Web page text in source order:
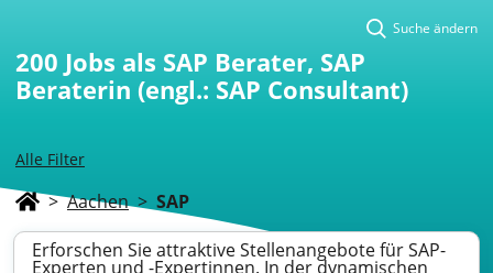
Alle Filter
Suche ändern
200 Jobs als SAP Berater, SAP
Beraterin (engl.: SAP Consultant)
> Aachen > SAP
Erforschen Sie attraktive Stellenangebote für SAP-
Experten und -Expertinnen. In der dynamischen